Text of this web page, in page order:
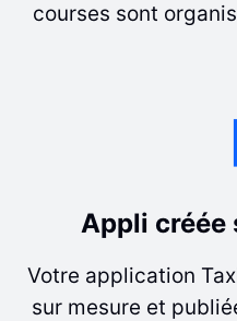
courses sont
Appli créée
Votre application
sur mesure et